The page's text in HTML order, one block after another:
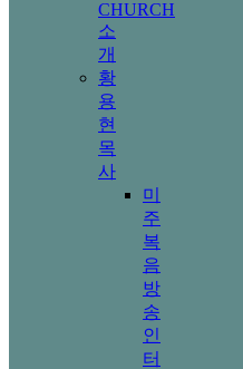
CHURCH
소
개
황
용
현
목
사
미
주
복
음
방
송
인
터